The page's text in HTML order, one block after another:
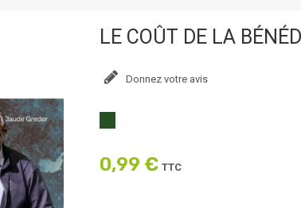
LE COÛT DE LA
Donnez votre avis
0,99 € TTC